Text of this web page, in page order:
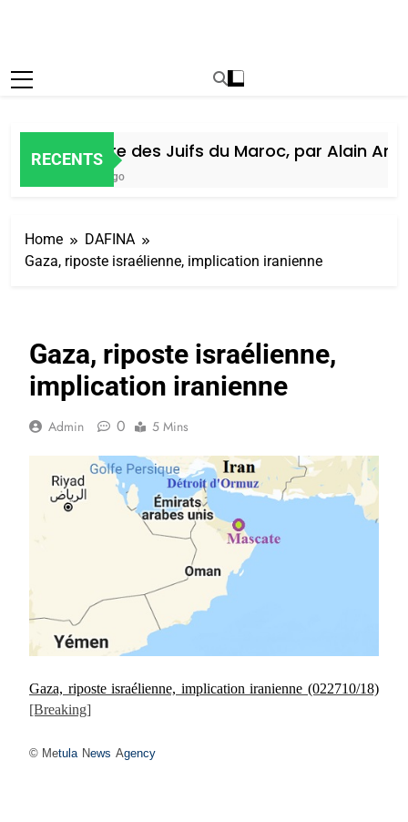
RECENTS
Histoire des Juifs du Maroc, par Alain Amiel
Home
DAFINA
Gaza, riposte israélienne, implication iranienne
Gaza, riposte israélienne,
implication iranienne
Admin 0 5 Mins
Gaza, riposte israélienne, implication iranienne (022710/18)
[Breaking]
© Metula News Agency